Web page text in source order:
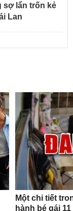
sợ lẩn trốn kẻ
Lan
Một chi tiết
hành bé gái